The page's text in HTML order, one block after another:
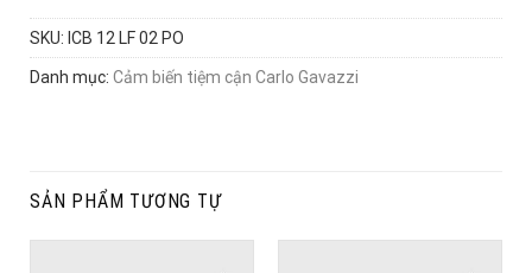
SKU: ICB 12 LF 02 PO
Danh mục: Cảm biến tiệm cận Carlo Gavazzi
SẢN PHẨM TƯƠNG TỰ